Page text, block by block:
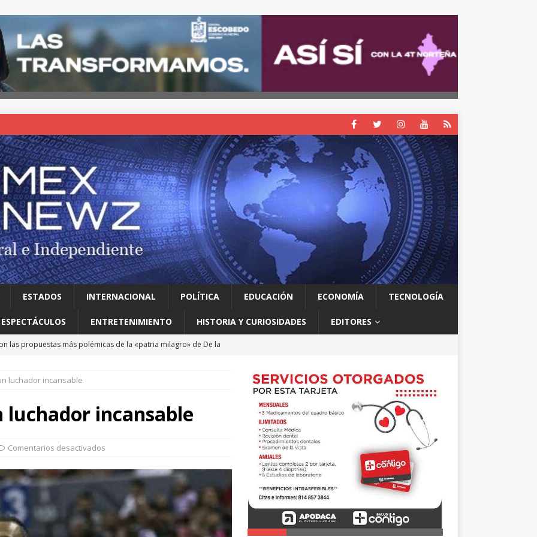
ESTADOS INTERNACIONAL POLÍTICA EDUCACIÓN ECONOMÍA TECNOLOGÍA
ESPECTÁCULOS ENTRETENIMIENTO HISTORIA Y CURIOSIDADES EDITORES
las propuestas más polémicas de la «patria milagro» de De la
Perú restablecen relaciones tras crisis diplomática
empacadora de chiles jalapeños en Nuevo León por brote de
Guadalupe Consejo Municipal de Participación de la Mujer
luchador incansable
incansable
Comentarios desactivados